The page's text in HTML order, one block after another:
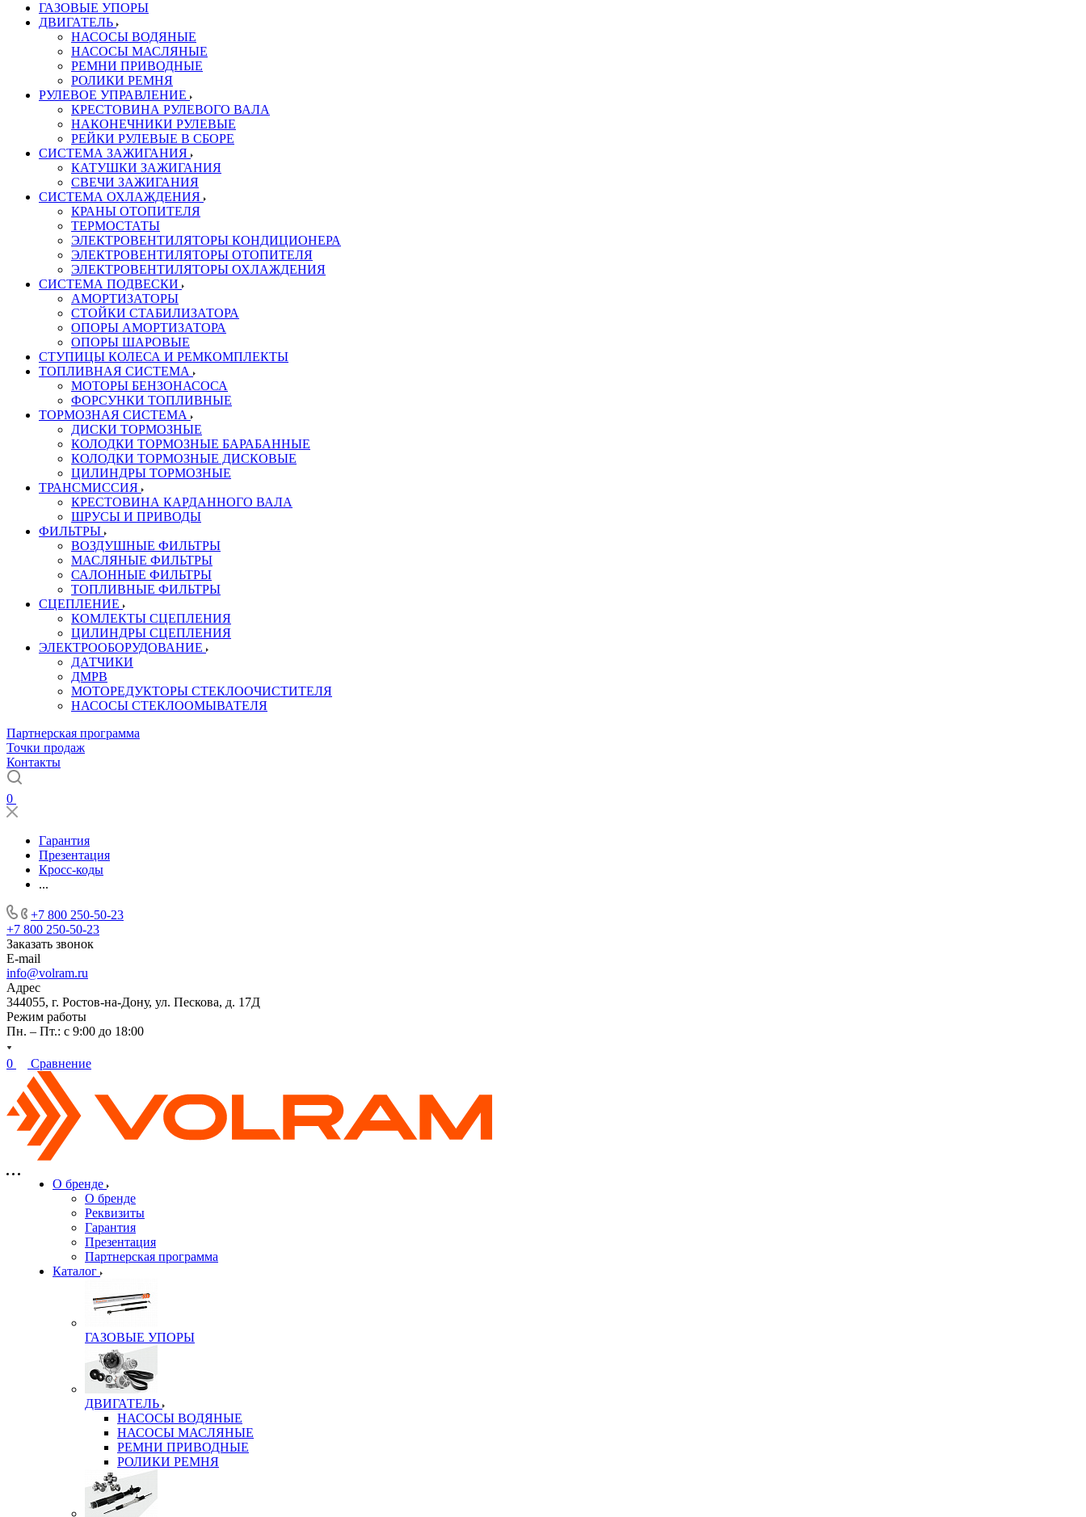
ГАЗОВЫЕ УПОРЫ
ДВИГАТЕЛЬ
НАСОСЫ ВОДЯНЫЕ
НАСОСЫ МАСЛЯНЫЕ
РЕМНИ ПРИВОДНЫЕ
РОЛИКИ РЕМНЯ
РУЛЕВОЕ УПРАВЛЕНИЕ
КРЕСТОВИНА РУЛЕВОГО ВАЛА
НАКОНЕЧНИКИ РУЛЕВЫЕ
РЕЙКИ РУЛЕВЫЕ В СБОРЕ
СИСТЕМА ЗАЖИГАНИЯ
КАТУШКИ ЗАЖИГАНИЯ
СВЕЧИ ЗАЖИГАНИЯ
СИСТЕМА ОХЛАЖДЕНИЯ
КРАНЫ ОТОПИТЕЛЯ
ТЕРМОСТАТЫ
ЭЛЕКТРОВЕНТИЛЯТОРЫ КОНДИЦИОНЕРА
ЭЛЕКТРОВЕНТИЛЯТОРЫ ОТОПИТЕЛЯ
ЭЛЕКТРОВЕНТИЛЯТОРЫ ОХЛАЖДЕНИЯ
СИСТЕМА ПОДВЕСКИ
АМОРТИЗАТОРЫ
СТОЙКИ СТАБИЛИЗАТОРА
ОПОРЫ АМОРТИЗАТОРА
ОПОРЫ ШАРОВЫЕ
СТУПИЦЫ КОЛЕСА И РЕМКОМПЛЕКТЫ
ТОПЛИВНАЯ СИСТЕМА
МОТОРЫ БЕНЗОНАСОСА
ФОРСУНКИ ТОПЛИВНЫЕ
ТОРМОЗНАЯ СИСТЕМА
ДИСКИ ТОРМОЗНЫЕ
КОЛОДКИ ТОРМОЗНЫЕ БАРАБАННЫЕ
КОЛОДКИ ТОРМОЗНЫЕ ДИСКОВЫЕ
ЦИЛИНДРЫ ТОРМОЗНЫЕ
ТРАНСМИССИЯ
КРЕСТОВИНА КАРДАННОГО ВАЛА
ШРУСЫ И ПРИВОДЫ
ФИЛЬТРЫ
ВОЗДУШНЫЕ ФИЛЬТРЫ
МАСЛЯНЫЕ ФИЛЬТРЫ
САЛОННЫЕ ФИЛЬТРЫ
ТОПЛИВНЫЕ ФИЛЬТРЫ
СЦЕПЛЕНИЕ
КОМЛЕКТЫ СЦЕПЛЕНИЯ
ЦИЛИНДРЫ СЦЕПЛЕНИЯ
ЭЛЕКТРООБОРУДОВАНИЕ
ДАТЧИКИ
ДМРВ
МОТОРЕДУКТОРЫ СТЕКЛООЧИСТИТЕЛЯ
НАСОСЫ СТЕКЛООМЫВАТЕЛЯ
Партнерская программа
Точки продаж
Контакты
0
Гарантия
Презентация
Кросс-коды
...
+7 800 250-50-23
+7 800 250-50-23
Заказать звонок
E-mail
info@volram.ru
Адрес
344055, г. Ростов-на-Дону, ул. Пескова, д. 17Д
Режим работы
Пн. – Пт.: с 9:00 до 18:00
0 Сравнение
О бренде
О бренде
Реквизиты
Гарантия
Презентация
Партнерская программа
Каталог
ГАЗОВЫЕ УПОРЫ
ДВИГАТЕЛЬ
НАСОСЫ ВОДЯНЫЕ
НАСОСЫ МАСЛЯНЫЕ
РЕМНИ ПРИВОДНЫЕ
РОЛИКИ РЕМНЯ